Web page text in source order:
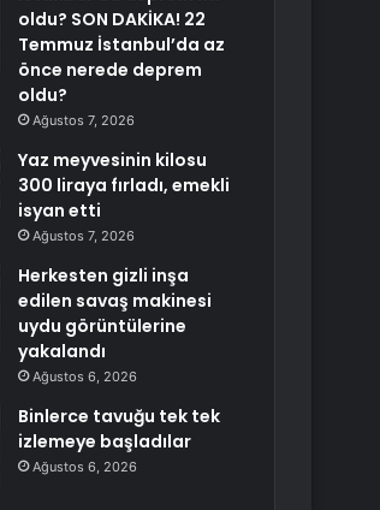
oldu? SON DAKİKA! 22
Temmuz İstanbul’da az
önce nerede deprem
oldu?
Ağustos 7, 2026
Yaz meyvesinin kilosu
300 liraya fırladı, emekli
isyan etti
Ağustos 7, 2026
Herkesten gizli inşa
edilen savaş makinesi
uydu görüntülerine
yakalandı
Ağustos 6, 2026
Binlerce tavuğu tek tek
izlemeye başladılar
Ağustos 6, 2026